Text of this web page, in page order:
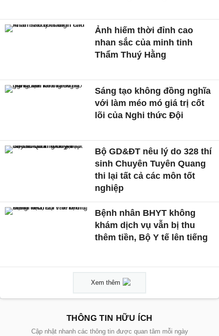
Ảnh hiếm thời đỉnh cao
nhan sắc của minh tinh
Thẩm Thuý Hằng
Sáng tạo không đồng nghĩa
với làm méo mó giá trị cốt
lõi của Nghi thức Đội
Bộ GD&ĐT nêu lý do 328 thí
sinh Chuyên Tuyên Quang
thi lại tất cả các môn tốt
nghiệp
Bệnh nhân BHYT không
khám dịch vụ vẫn bị thu
thêm tiền, Bộ Y tế lên tiếng
Xem thêm
THÔNG TIN HỮU ÍCH
Cập nhật nhanh các thông tin được quan tâm mỗi ngày